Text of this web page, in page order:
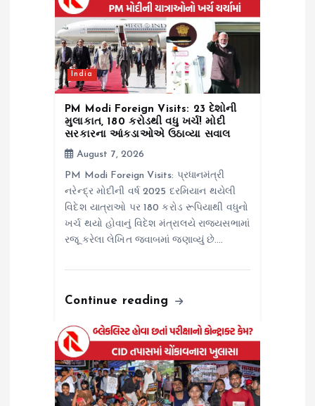
India
PM Modi Foreign Visits: 23 દેશોની
મુલાકાત, ₹180 કરોડથી વધુ ખર્ચ! મોદી
સરકારના આંકડાઓએ ઉઠાવ્યા સવાલ
August 7, 2026
PM Modi Foreign Visits: પ્રધાનમંત્રી
નરેન્દ્ર મોદીની વર્ષ 2025 દરમિયાન થયેલી
વિદેશ યાત્રાઓ પર 180 કરોડ રૂપિયાથી વધુનો
ખર્ચ થયો હોવાનું વિદેશ મંત્રાલયે રાજ્યસભામાં
રજૂ કરેલા લેખિત જવાબમાં જણાવ્યું છે.…
Continue reading